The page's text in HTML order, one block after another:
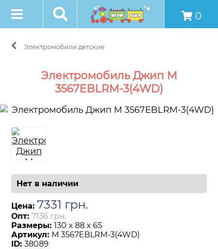
0
Электромобили детские
Электромобиль Джип M
3567EBLRM-3(4WD)
Нет в наличии
Цена: 7331 грн.
Опт: 7136 грн.
Размеры: 130 x 88 x 65
Артикул: M 3567EBLRM-3(4WD)
ID: 38089